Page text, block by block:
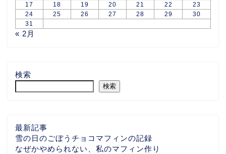
17
18 19 20 21 22
23
24
25 26 27 28 29
30
31
« 2月
検索
検索
最新記事
雪の日のごぼうチョコマフィンの記録
なぜかやめられない、私のマフィン作り